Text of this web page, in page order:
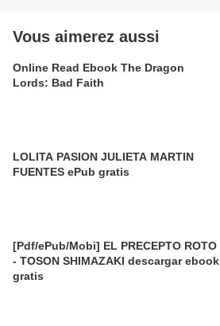
Vous aimerez aussi
Online Read Ebook The Dragon
Lords: Bad Faith
LOLITA PASION JULIETA MARTIN
FUENTES ePub gratis
[Pdf/ePub/Mobi] EL PRECEPTO ROTO
- TOSON SHIMAZAKI descargar ebook
gratis